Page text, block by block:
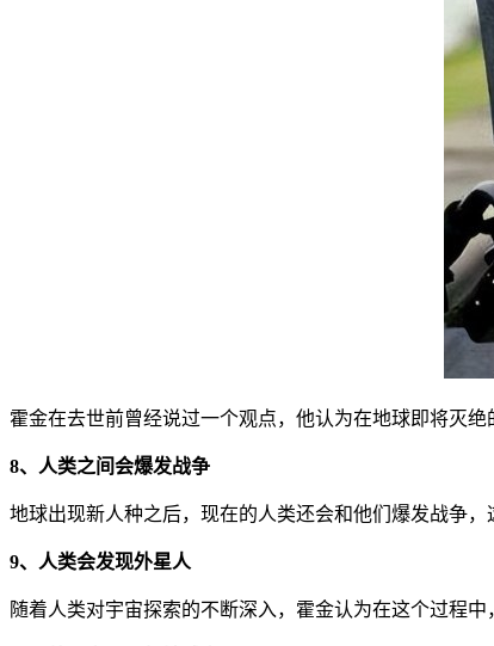
霍金在去世前曾经说过一个观点，他认为在地球即将灭
8、人类之间会爆发战争
地球出现新人种之后，现在的人类还会和他们爆发战争
9、人类会发现外星人
随着人类对宇宙探索的不断深入，霍金认为在这个过程